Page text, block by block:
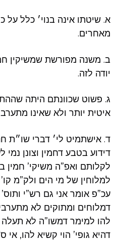
א. שיטתו אינה בנוי׳ כלל
מאחרים.
ב. משנה מפורשת שמשיקין
יודה לזה.
ג. פשוט שכוונתם היתה
איטית יותר ולא שאינו
ד. אישתמיט לי׳ דברי שו״ת
דידוע בטבע דחמין וצונן
לקלותם ואפ”ה משיקי’ חמין
למלוחין של מי הים ולק”מ
עכ”פ אומר אני גם רש”י
דמלוחים ומתוקים לא
להו למימר דמשו”ה לא
דהיא גופי’ הוי קשיא להו,